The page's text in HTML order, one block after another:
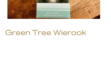
Green Tree Wierook